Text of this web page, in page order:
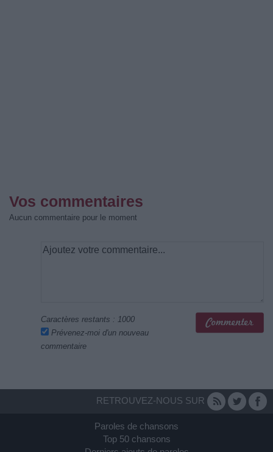
Vos commentaires
Aucun commentaire pour le moment
Caractères restants : 1000
Prévenez-moi d'un nouveau
commentaire
RETROUVEZ-NOUS SUR
Paroles de chansons
Top 50 chansons